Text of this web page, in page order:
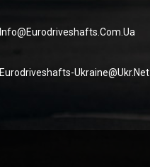
Info@eurodriveshafts.com.ua
Eurodriveshafts-Ukraine@ukr.net